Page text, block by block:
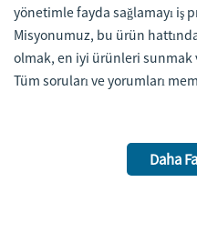
yönetimle fayda sağlamayı iş
Misyonumuz, bu ürün
olmak, en iyi ürünleri
Tüm soruları ve yorumları
Daha